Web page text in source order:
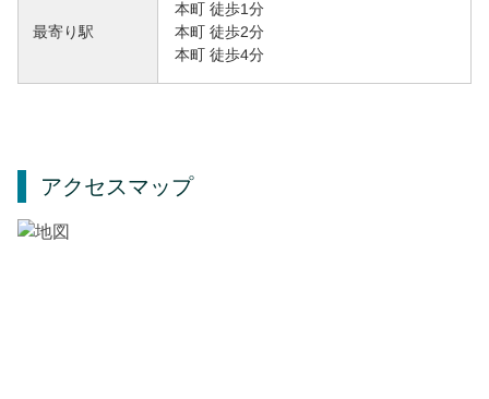
最寄り駅
本町 徒歩1分
本町 徒歩2分
本町 徒歩4分
アクセスマップ